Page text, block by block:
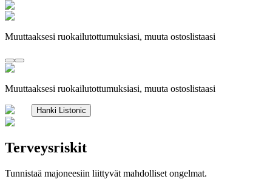
Muuttaaksesi ruokailutottumuksiasi, muuta ostoslistaasi
Muuttaaksesi ruokailutottumuksiasi, muuta ostoslistaasi
Hanki Listonic
Terveysriskit
Tunnistaä majoneesiin liittyvät mahdolliset ongelmat.